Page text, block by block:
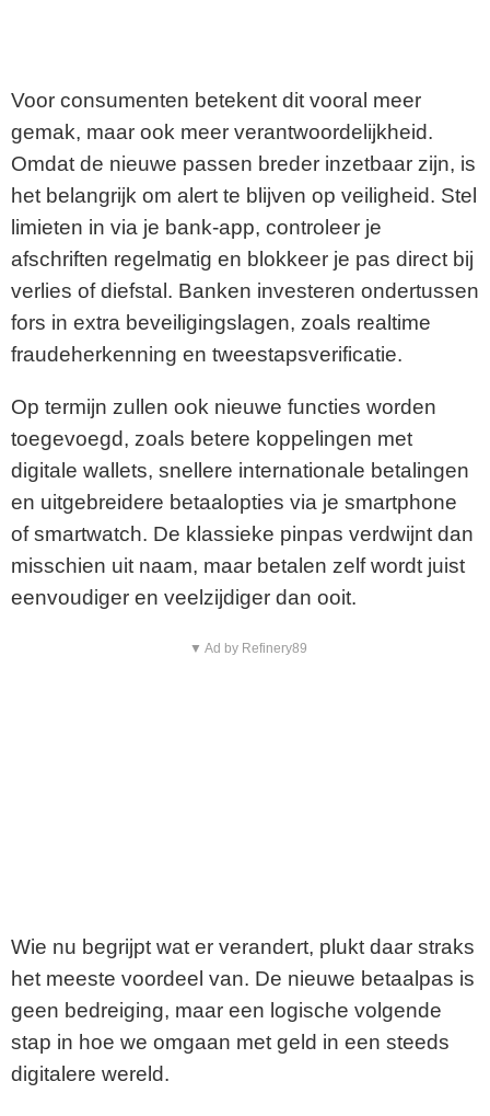
Voor consumenten betekent dit vooral meer
gemak, maar ook meer verantwoordelijkheid.
Omdat de nieuwe passen breder inzetbaar zijn, is
het belangrijk om alert te blijven op veiligheid. Stel
limieten in via je bank-app, controleer je
afschriften regelmatig en blokkeer je pas direct bij
verlies of diefstal. Banken investeren ondertussen
fors in extra beveiligingslagen, zoals realtime
fraudeherkenning en tweestapsverificatie.
Op termijn zullen ook nieuwe functies worden
toegevoegd, zoals betere koppelingen met
digitale wallets, snellere internationale betalingen
en uitgebreidere betaalopties via je smartphone
of smartwatch. De klassieke pinpas verdwijnt dan
misschien uit naam, maar betalen zelf wordt juist
eenvoudiger en veelzijdiger dan ooit.
▼ Ad by Refinery89
Wie nu begrijpt wat er verandert, plukt daar straks
het meeste voordeel van. De nieuwe betaalpas is
geen bedreiging, maar een logische volgende
stap in hoe we omgaan met geld in een steeds
digitalere wereld.